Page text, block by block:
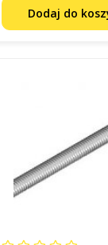
Dodaj do